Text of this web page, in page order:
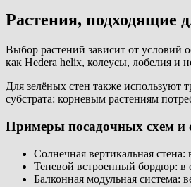
Растения, подходящие
Выбор растений зависит от условий
как Hedera helix, колеусы, лобелия и
Для зелёных стен также используют
субстрата: корневым растениям
Примеры посадочных схем и
Солнечная вертикальная
Теневой встроенный бордюр: в
Балконная модульная